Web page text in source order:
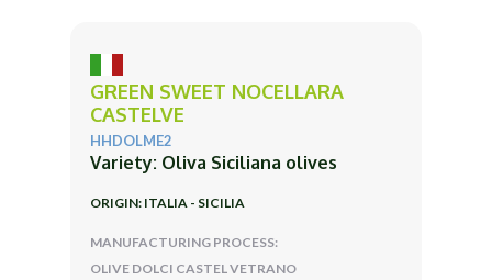
GREEN SWEET NOCELLARA
CASTELVE
HHDOLME2
Variety: Oliva Siciliana olives
ORIGIN: ITALIA - SICILIA
MANUFACTURING PROCESS:
OLIVE DOLCI CASTEL VETRANO